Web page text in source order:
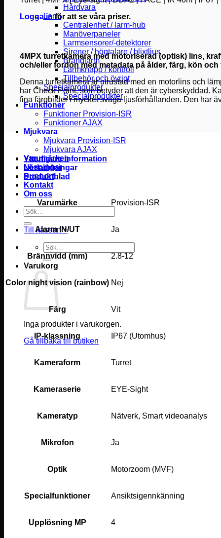
Hårdvara
Larm
Centralenhet / larm-hub
Manöverpaneler
Larmsensorer/-detektorer
Sirener / högtalare / blixtljus
Brandlarm
Larmknapp / kontroll
Tillbehör och övrigt
Specialprodukter
Specialprodukter
Funktioner
Funktioner Provision-ISR
Funktioner AJAX
Mjukvara
Mjukvara Provision-ISR
Mjukvara AJAX
Varumärken
Lösningar
Support
Kontakt
Om oss
Sök
efter:
Till kassan +
Sök
efter:
Varukorg
Inga produkter i varukorgen.
Gå tillbaka till butiken
Logga inför att se våra priser.
4MPX turretkamera med motoriserad (optisk) lins,
och/eller fordon med metadata på ålder, färg, kön
Denna turretkamera är utrustad med en motorlins och
har Check Point, som betyder att den är cyberskyddad.
fina färgbilder i mycket svaga ljusförhållanden. Den har
Ytterligare information
Nerladdningar
Produktblad
Varumärke Provision-ISR
Alarm IN/UT Ja
Brännvidd (mm) 2.8-12
Color night vision (rainbow) Nej
Färg Vit
IP-klassning IP67 (Utomhus)
Kameraform Turret
Kameraserie EYE-Sight
Kameratyp Nätverk, Smart videoanalys
Mikrofon Ja
Optik Motorzoom (MVF)
Specialfunktioner Ansiktsigennkänning
Upplösning MP 4